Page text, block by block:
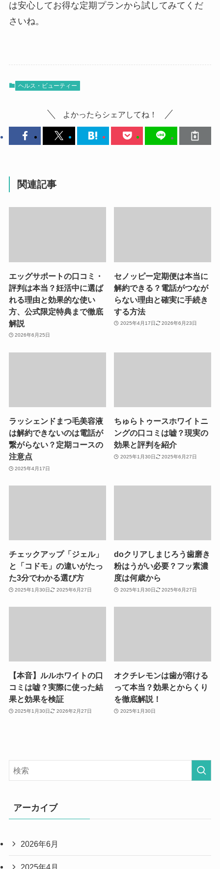
は安心してお得な定期プランから試してみてくだ
さいね。
ヘルス・ビューティー
よかったらシェアしてね！
関連記事
エッグサポートの口コミ・
評判は本当？妊活中に選ば
れる理由と効果的な使い
方、公式限定特典まで徹底
解説
2026年6月25日
セノッピー定期便は本当に
解約できる？電話がつなが
らない理由と確実に手続き
する方法
2025年4月17日 2026年6月23日
ラッシェンドまつ毛美容液
は解約できないのは電話が
繋がらない？定期コースの
注意点
2025年4月17日
ちゅらトゥースホワイトニ
ングの口コミは嘘？現実の
効果と評判を紹介
2025年1月30日 2025年6月27日
チェックアップ「ジェル」
と「コドモ」の違いがたっ
た3分でわかる選び方
2025年1月30日 2025年6月27日
doクリアしまじろう歯磨き
粉はうがい必要？フッ素濃
度は何歳から
2025年1月30日 2025年6月27日
【本音】ルルホワイトの口
コミは嘘？実際に使った結
果と効果を検証
2025年1月30日 2026年2月27日
オクチレモンは歯が溶ける
って本当？効果とからくり
を徹底解説！
2025年1月30日
アーカイブ
2026年6月
2025年4月